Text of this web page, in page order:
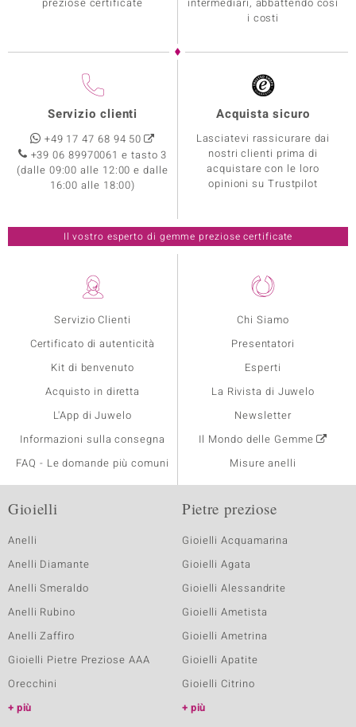
Servizio Clienti
Certificato di autenticità
Kit di benvenuto
Acquisto in diretta
L'App di Juwelo
Informazioni sulla consegna
FAQ - Le domande più comuni
Chi Siamo
Presentatori
Esperti
La Rivista di Juwelo
Newsletter
Il Mondo delle Gemme
Misure anelli
i costi
Servizio clienti
+49 17 47 68 94 50
+39 06 89970061 e tasto 3
(dalle 09:00 alle 12:00 e dalle
16:00 alle 18:00)
Acquista sicuro
Lasciatevi rassicurare dai
nostri clienti prima di
acquistare con le loro
opinioni su Trustpilot
Il vostro esperto di gemme preziose certificate
Gioielli
Anelli
Anelli Diamante
Anelli Smeraldo
Anelli Rubino
Anelli Zaffiro
Gioielli Pietre Preziose AAA
Orecchini
più
Pietre preziose
Gioielli Acquamarina
Gioielli Agata
Gioielli Alessandrite
Gioielli Ametista
Gioielli Ametrina
Gioielli Apatite
Gioielli Citrino
più